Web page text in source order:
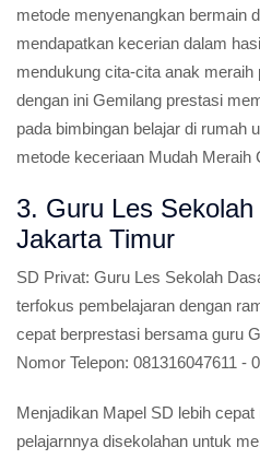
metode menyenangkan bermain
mendapatkan kecerian dalam
mendukung cita-cita anak meraih
dengan ini Gemilang prestasi
pada bimbingan belajar di rumah
metode keceriaan Mudah Meraih
3. Guru Les
Jakarta Timur
SD Privat: Guru Les Sekolah
terfokus pembelajaran dengan
cepat berprestasi bersama guru
Nomor Telepon: 081316047611 -
Menjadikan Mapel SD lebih
pelajarnnya disekolahan untuk